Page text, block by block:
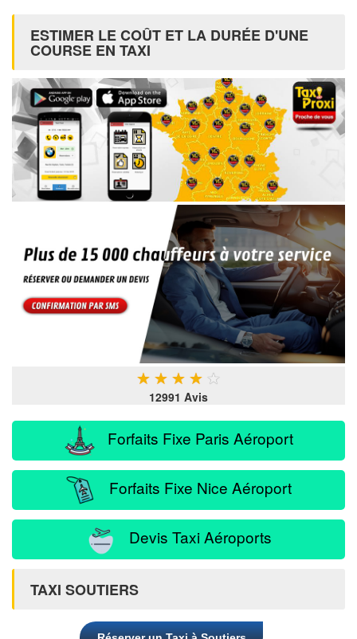
ESTIMER LE COÛT ET LA DURÉE D'UNE
COURSE EN TAXI
★ ★ ★ ★ ★
12991 Avis
Forfaits Fixe Paris Aéroport
Forfaits Fixe Nice Aéroport
Devis Taxi Aéroports
TAXI SOUTIERS